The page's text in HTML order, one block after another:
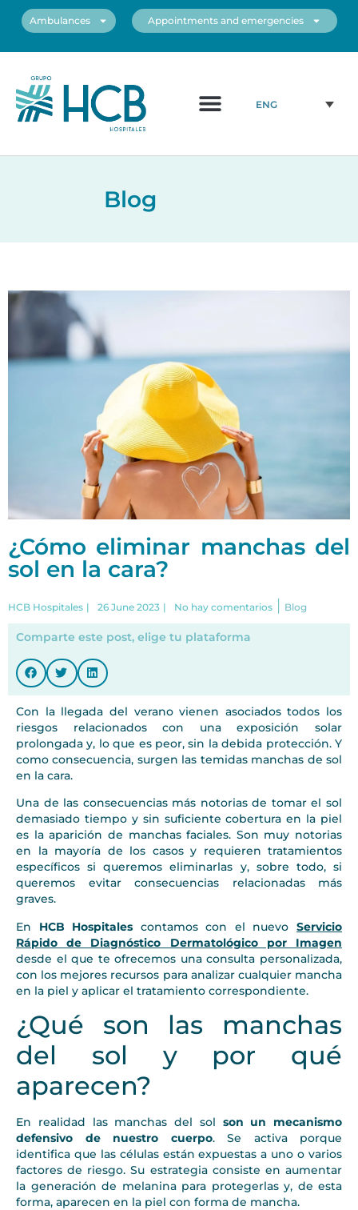
Ambulances Appointments and emergencies
ENG
Blog
¿Cómo eliminar manchas del
sol en la cara?
HCB Hospitales | 26 June 2023 | No hay comentarios Blog
Comparte este post, elige tu plataforma
Con la llegada del verano vienen asociados todos los
riesgos relacionados con una exposición solar
prolongada y, lo que es peor, sin la debida protección. Y
como consecuencia, surgen las temidas manchas de sol
en la cara.
Una de las consecuencias más notorias de tomar el sol
demasiado tiempo y sin suficiente cobertura en la piel
es la aparición de manchas faciales. Son muy notorias
en la mayoría de los casos y requieren tratamientos
específicos si queremos eliminarlas y, sobre todo, si
queremos evitar consecuencias relacionadas más
graves.
En HCB Hospitales contamos con el nuevoServicio
Rápido de Diagnóstico Dermatológico por Imagen
desde el que te ofrecemos una consulta personalizada,
con los mejores recursos para analizar cualquier mancha
en la piel y aplicar el tratamiento correspondiente.
¿Qué son las manchas
del sol y por qué
aparecen?
En realidad las manchas del sol son un mecanismo
defensivo de nuestro cuerpo. Se activa porque
identifica que las células están expuestas a uno o varios
factores de riesgo. Su estrategia consiste en aumentar
la generación de melanina para protegerlas y, de esta
forma, aparecen en la piel con forma de mancha.